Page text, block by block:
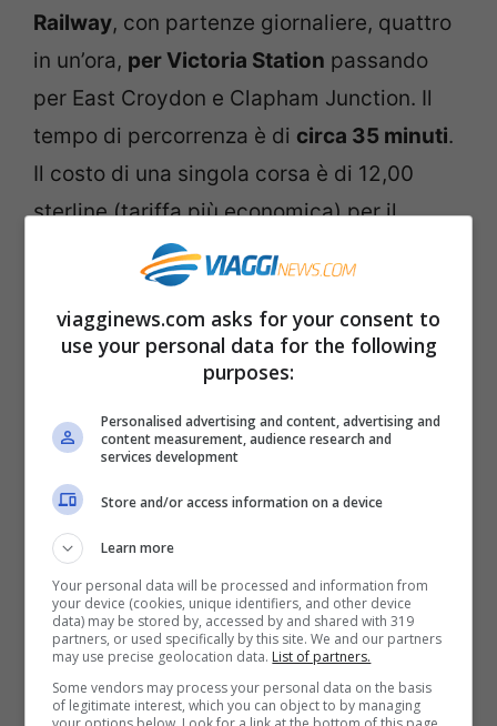
Railway, con partenze giornaliere, quattro
in un’ora, per Victoria Station passando
per East Croydon e Clapham Junction. Il
tempo di percorrenza è di circa 35 minuti.
Il costo di una singola corsa è di 12,00
sterline (tariffa più economica) per il
biglietto con orario fisso e di 16,20 sterline
(tariffa minima) per il biglietto flessibile
con partenza in qualunque orario del
giorno indicato. La prima classe è solo per
Includendo anche il ritorno i biglietti
per il biglietto standard e rispettivamente
48,60 e 46,20 (flessibile) sterline per la
prima classe.
Sempre in treno, un’altra alternativa è la
Thameslink Railwayche dall’aeroporto di
viagginews.com asks for your consent to
use your personal data for the following
purposes:
Personalised advertising and content, advertising and
content measurement, audience research and
services development
Store and/or access information on a device
Learn more
Your personal data will be processed and information from
your device (cookies, unique identifiers, and other device
data) may be stored by, accessed by and shared with 319
partners, or used specifically by this site. We and our partners
may use precise geolocation data. List of partners.
Some vendors may process your personal data on the basis
of legitimate interest, which you can object to by managing